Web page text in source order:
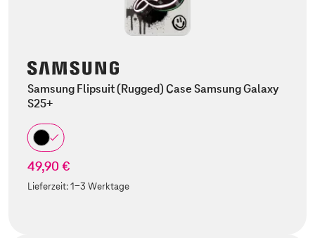
Samsung Flipsuit (Rugged) Case Samsung Galaxy
S25+
49,90 €
Lieferzeit:1-3 Werktage